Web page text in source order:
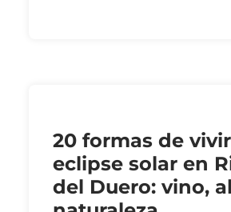
20 formas de
eclipse solar en
del Duero: vino,